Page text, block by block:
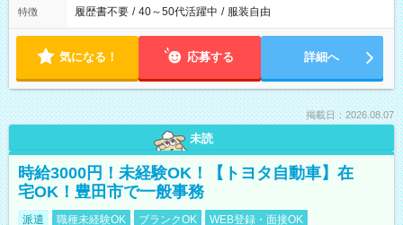
特徴 履歴書不要 / 40～50代活躍中 / 服装自由
気になる！ 応募する 詳細へ
掲載日：2026.08.07
未読
時給3000円！未経験OK！【トヨタ自動車】在
宅OK！豊田市で一般事務
派遣 職種未経験OK ブランクOK WEB登録・面接OK